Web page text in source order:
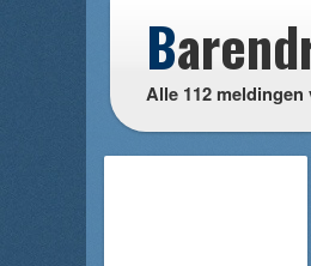
B
Alle 112